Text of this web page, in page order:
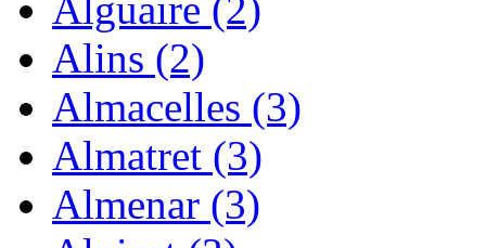
Alguaire (2)
Alins (2)
Almacelles (3)
Almatret (3)
Almenar (3)